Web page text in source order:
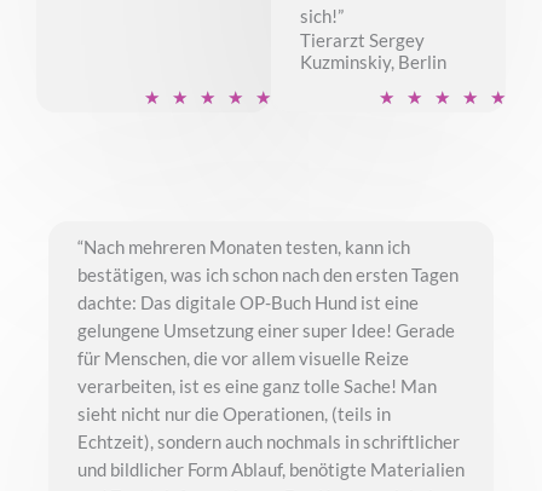
★ ★ ★ ★ ★
t
m
t
5
v
o
sich!”
★ ★ ★ ★ ★
Tierarzt Sergey
Kuzminskiy, Berlin
“Nach mehreren Monaten testen, kann ich
bestätigen, was ich schon nach den ersten Tagen
dachte: Das digitale OP-Buch Hund ist eine
gelungene Umsetzung einer super Idee! Gerade
für Menschen, die vor allem visuelle Reize
verarbeiten, ist es eine ganz tolle Sache! Man
sieht nicht nur die Operationen, (teils in
Echtzeit), sondern auch nochmals in schriftlicher
und bildlicher Form Ablauf, benötigte Materialien